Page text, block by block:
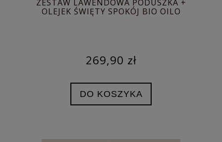
ZESTAW LAWENDOWA PODUSZKA +
OLEJEK ŚWIĘTY SPOKÓJ BIO OILO
269,90 zł
DO KOSZYKA